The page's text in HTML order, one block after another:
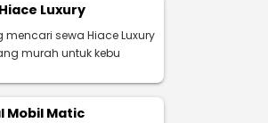
Luxury
mencari sewa Hiace Luxury
murah untuk kebu
Mobil Matic